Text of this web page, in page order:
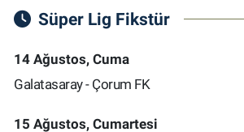
Süper Lig Fikstür
14 Ağustos, Cuma
Galatasaray - Çorum FK
15 Ağustos, Cumartesi